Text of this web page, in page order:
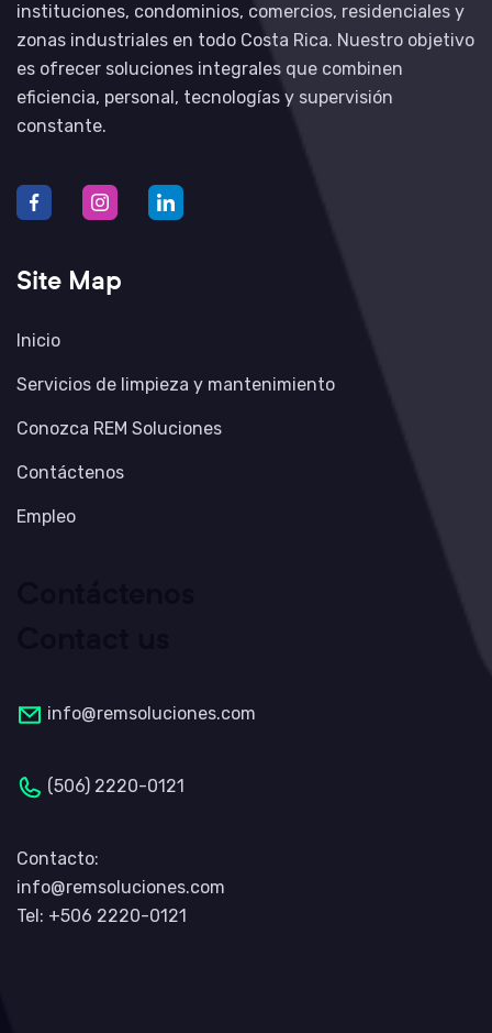
instituciones, condominios, comercios, residenciales y
zonas industriales en todo Costa Rica. Nuestro objetivo
es ofrecer soluciones integrales que combinen
eficiencia, personal, tecnologías y supervisión
constante.
Site Map
Inicio
Servicios de limpieza y mantenimiento
Conozca REM Soluciones
Contáctenos
Empleo
info@remsoluciones.com
(506) 2220-0121
Contacto:
info@remsoluciones.com
Tel: +506 2220-0121